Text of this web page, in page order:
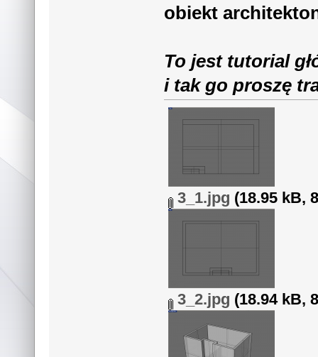
obiekt
To jest tutorial
i tak go proszę
3_1.jpg (18.95 kB,
3_2.jpg (18.94 kB,